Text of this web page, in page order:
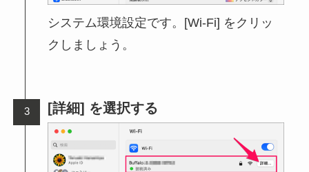
システム環境設定です。[Wi-Fi] をクリッ
クしましょう。
[詳細] を選択する